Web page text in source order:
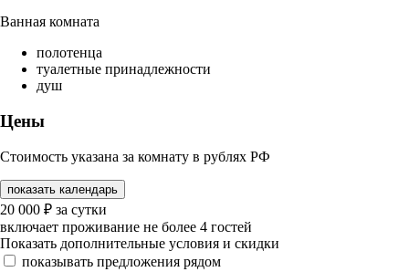
Ванная комната
полотенца
туалетные принадлежности
душ
Цены
Стоимость указана за комнату в рублях РФ
показать календарь
20 000 ₽ за сутки
включает проживание не более 4 гостей
Показать дополнительные условия и скидки
показывать предложения рядом